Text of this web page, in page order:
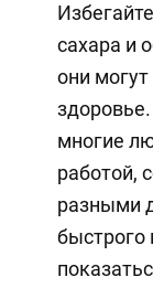
сахара и
они
многие
работой,
разными
быстрого